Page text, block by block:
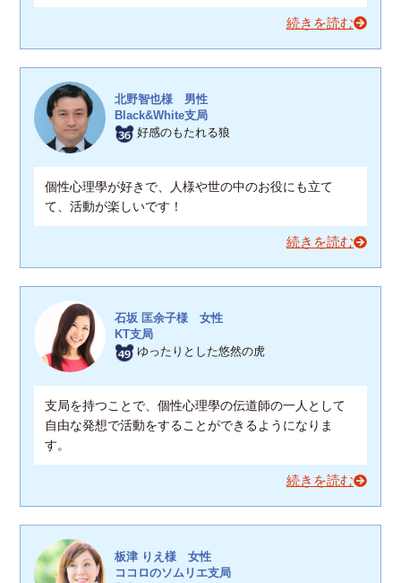
続きを読む
北野智也様 男性
Black&White支局
好感のもたれる狼
個性心理學が好きで、人様や世の中のお役にも立て
て、活動が楽しいです！
続きを読む
石坂 匡余子様 女性
KT支局
ゆったりとした悠然の虎
支局を持つことで、個性心理學の伝道師の一人として
自由な発想で活動をすることができるようになりま
す。
続きを読む
板津 りえ様 女性
ココロのソムリエ支局